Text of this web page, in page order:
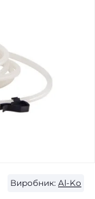
Виробник: Al-Ko